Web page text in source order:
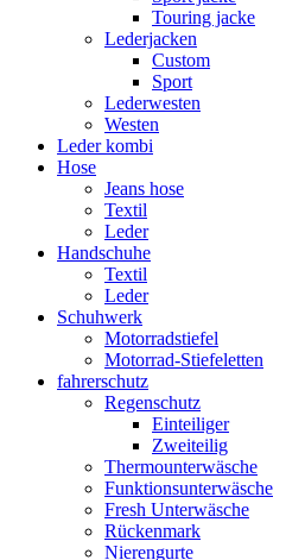
Touring jacke
Lederjacken
Custom
Sport
Lederwesten
Westen
Leder kombi
Hose
Jeans hose
Textil
Leder
Handschuhe
Textil
Leder
Schuhwerk
Motorradstiefel
Motorrad-Stiefeletten
fahrerschutz
Regenschutz
Einteiliger
Zweiteilig
Thermounterwäsche
Funktionsunterwäsche
Fresh Unterwäsche
Rückenmark
Nierengurte